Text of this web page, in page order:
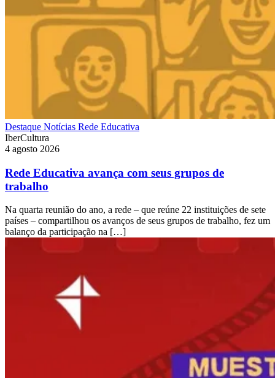
Destaque Notícias Rede Educativa
IberCultura
4 agosto 2026
Rede Educativa avança com seus grupos de
trabalho
Na quarta reunião do ano, a rede – que reúne 22 instituições de sete
países – compartilhou os avanços de seus grupos de trabalho, fez um
balanço da participação na […]